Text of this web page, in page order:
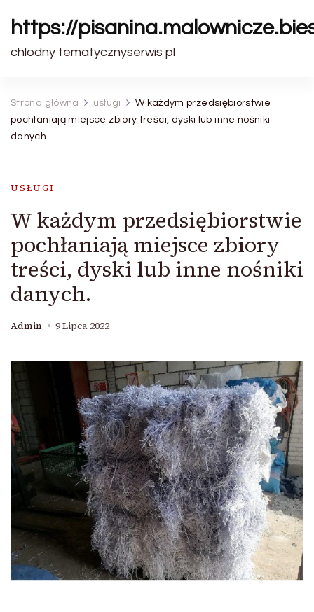
https://
chlodny tematycznyserwis pl
Strona główna usługi
W każdym przedsiębiorstwie
pochłaniają miejsce zbiory treści, dyski lub inne nośniki
danych.
USŁUGI
W każdym przedsiębiorstwie
pochłaniają miejsce zbiory
treści, dyski lub inne nośniki
danych.
Admin 9 Lipca 2022